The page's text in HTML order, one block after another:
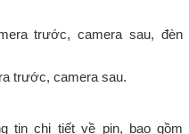
trước, camera sau, đèn
trước, camera sau.
tin chi tiết về pin, bao gồm